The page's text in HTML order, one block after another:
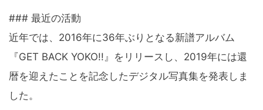
### 最近の活動
近年では、2016年に36年ぶりとなる新譜アルバム
『GET BACK YOKO!!』をリリースし、2019年には還
暦を迎えたことを記念したデジタル写真集を発表しま
した。